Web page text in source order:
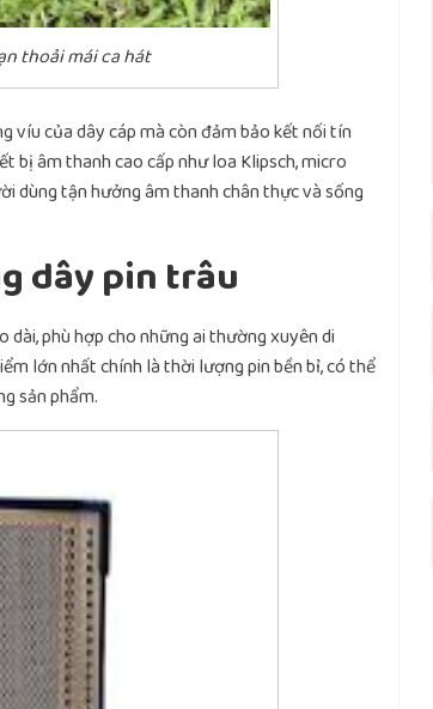
thoải mái ca hát
víu của dây cáp mà còn đảm bảo kết nối tín
bị âm thanh cao cấp như loa Klipsch, micro
dùng tận hưởng âm thanh chân thực và sống
dây pin trâu
phù hợp cho những ai thường xuyên di
lớn nhất chính là thời lượng pin bền bỉ, có thể
sản phẩm.